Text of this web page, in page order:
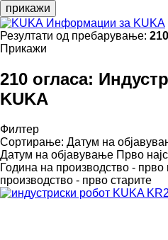
прикажи
Информации за KUKA
Резултати од пребарување:
Прикажи
210 огласа:
KUKA
Филтер
Сортирање: Датум на
Датум на објавување Прво
Година на производство - прво
производство - прво старите